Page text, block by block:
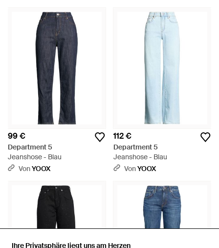
Ihre Privatsphäre liegt uns am Herzen
Ihre Privatsphäre liegt uns am Herzen
99 €
Department 5
Jeanshose - Blau
VonYOOX
112 €
Department 5
Jeanshose - Blau
VonYOOX